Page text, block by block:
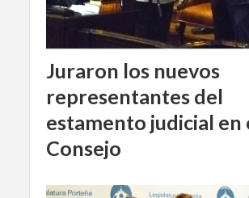
Juraron los nuevos
representantes del
estamento judicial en
Consejo